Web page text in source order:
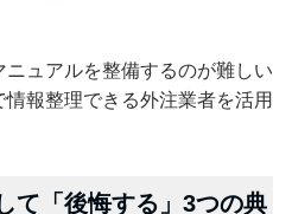
ュアルを整備するのが難しい
報整理できる外注業者を活用
て「後悔する」3つの典